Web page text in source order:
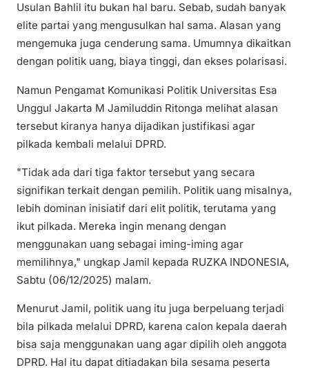
Usulan Bahlil itu bukan hal baru. Sebab, sudah banyak
elite partai yang mengusulkan hal sama. Alasan yang
mengemuka juga cenderung sama. Umumnya dikaitkan
dengan politik uang, biaya tinggi, dan ekses polarisasi.
Namun Pengamat Komunikasi Politik Universitas Esa
Unggul Jakarta M Jamiluddin Ritonga melihat alasan
tersebut kiranya hanya dijadikan justifikasi agar
pilkada kembali melalui DPRD.
"Tidak ada dari tiga faktor tersebut yang secara
signifikan terkait dengan pemilih. Politik uang misalnya,
lebih dominan inisiatif dari elit politik, terutama yang
ikut pilkada. Mereka ingin menang dengan
menggunakan uang sebagai iming-iming agar
memilihnya," ungkap Jamil kepada RUZKA INDONESIA,
Sabtu (06/12/2025) malam.
Menurut Jamil, politik uang itu juga berpeluang terjadi
bila pilkada melalui DPRD, karena calon kepala daerah
bisa saja menggunakan uang agar dipilih oleh anggota
DPRD. Hal itu dapat ditiadakan bila sesama peserta